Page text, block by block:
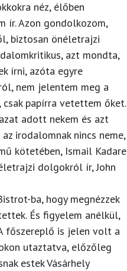
néz, élőben
ír. Azon gondolkozom,
biztosan önéletrajzi
azt mondta,
írni, azóta egyre
nem jelentem meg a
papírra vetettem őket.
adott nekem és azt
irodalomnak nincs neme,
kötetében, Ismail Kadare
dolgokról ír, John
ba, hogy megnézzek
És figyelem anélkül,
főszereplő is jelen volt a
utaztatva, előzőleg
estek Vásárhely